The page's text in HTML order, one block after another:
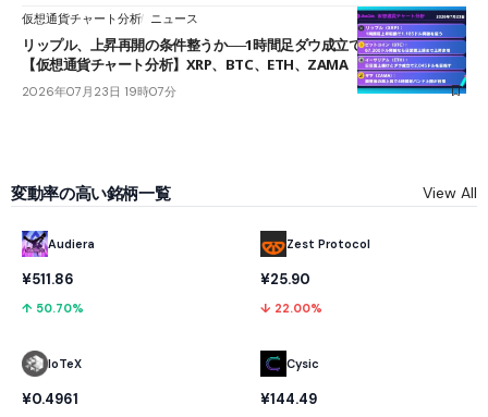
仮想通貨チャート分析 ニュース
リップル、上昇再開の条件整うか──1時間足ダウ成立で1.185ドルを狙う
【仮想通貨チャート分析】XRP、BTC、ETH、ZAMA
2026年07月23日 19時07分
変動率の高い銘柄一覧 View All
Audiera
¥511.86
↑ 50.70%
IoTeX
¥0.4961
Zest Protocol
¥25.90
↓ 22.00%
Cysic
¥144.49